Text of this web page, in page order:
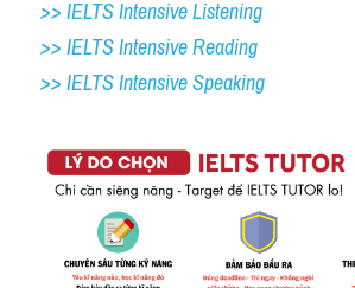
>> IELTS Intensive Listening
>> IELTS Intensive Reading
>> IELTS Intensive Speaking